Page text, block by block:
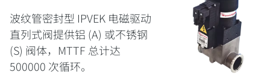
波纹管密封型 IPVEK 电磁驱动
直列式阀提供铝 (A) 或不锈钢
(S) 阀体，MTTF 总计达
500000 次循环。